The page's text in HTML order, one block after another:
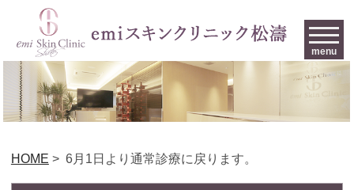
menu
HOME > 6月1日より通常診療に戻ります。